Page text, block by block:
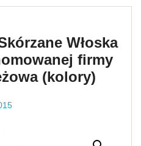
Włoska
firmy
(kolory)